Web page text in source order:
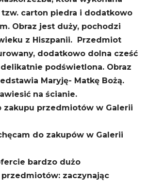
tzw. carton piedra i dodatkowo
Obraz jest duży, pochodzi
z Hiszpanii. Przedmiot
dodatkowo dolna cześć
delikatnie podświetlona. Obraz
Maryję- Matkę Bożą.
na ścianie.
zakupu przedmiotów w Galerii
do zakupów w Galerii
bardzo dużo
zaczynając